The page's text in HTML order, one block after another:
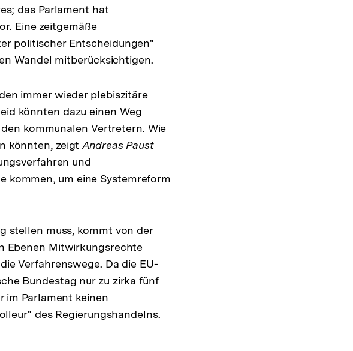
das Parlament hat
Eine zeitgemäße
politischer Entscheidungen"
Wandel mitberücksichtigen.
immer wieder plebiszitäre
könnten dazu einen Weg
kommunalen Vertretern. Wie
könnten, zeigtAndreas Paust
und
kommen, um eine Systemreform
stellen muss, kommt von der
Ebenen Mitwirkungsrechte
Verfahrenswege. Da die EU-
Bundestag nur zu zirka fünf
im Parlament keinen
des Regierungshandelns.